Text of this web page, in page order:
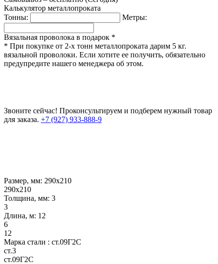
Калькулятор металлопроката
Тонны:
Метры:
Вязальная проволока в подарок *
* При покупке от 2-х тонн металлопроката дарим 5 кг.
вязальной проволоки. Если хотите ее получить, обязательно
предупредите нашего менеджера об этом.
Звоните сейчас! Проконсультируем и подберем нужный товар
для заказа. +7 (927) 933-888-9
Размер, мм: 290х210
290х210
Толщина, мм: 3
3
Длина, м: 12
6
12
Марка стали : ст.09Г2С
ст.3
ст.09Г2С